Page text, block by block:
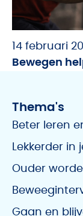
14 februari
Bewegen
Thema's
Beter leren
Lekkerder in
Ouder
Gaan en